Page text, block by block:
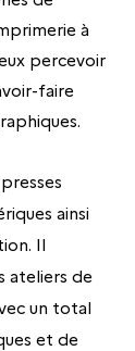
à
percevoir
faire
ainsi
Il
ateliers de
un total
et de